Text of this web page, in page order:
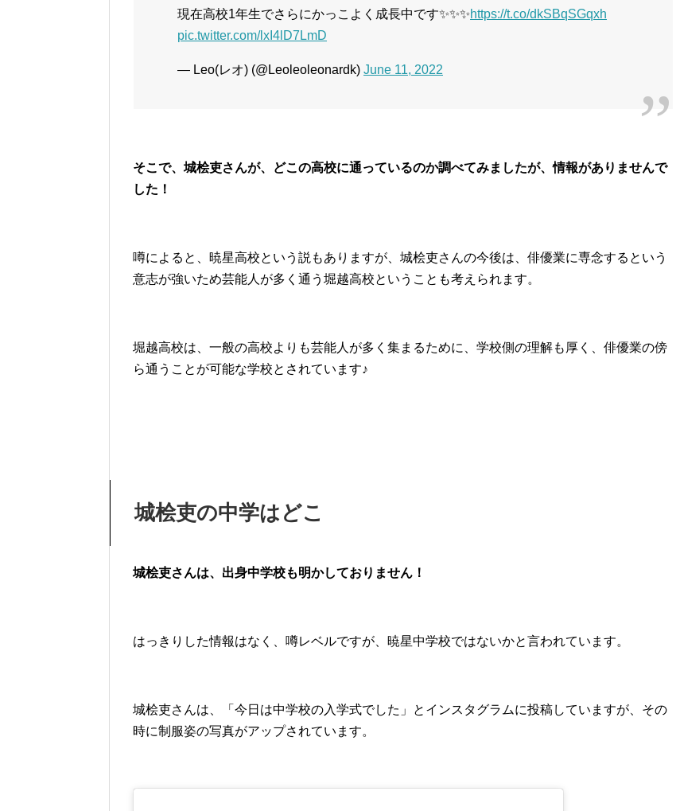
現在高校1年生でさらにかっこよく成長中です✨✨✨https://t.co/dkSBqSGqxh
pic.twitter.com/lxI4lD7LmD
— Leo(レオ) (@Leoleoleonardk) June 11, 2022
そこで、城桧吏さんが、どこの高校に通っているのか調べてみましたが、情報がありませんで
した！
噂によると、暁星高校という説もありますが、城桧吏さんの今後は、俳優業に専念するという
意志が強いため芸能人が多く通う堀越高校ということも考えられます。
堀越高校は、一般の高校よりも芸能人が多く集まるために、学校側の理解も厚く、俳優業の傍
ら通うことが可能な学校とされています♪
城桧吏の中学はどこ
城桧吏さんは、出身中学校も明かしておりません！
はっきりした情報はなく、噂レベルですが、暁星中学校ではないかと言われています。
城桧吏さんは、「今日は中学校の入学式でした」とインスタグラムに投稿していますが、その
時に制服姿の写真がアップされています。